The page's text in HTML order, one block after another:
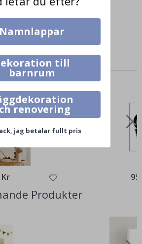
med #namly_design
köpte också
Produkter
Namnlappar
till
barnrum
renovering
jag betalar fullt pris